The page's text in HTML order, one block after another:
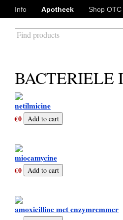
Info Apotheek Shop OTC
BACTERIELE
netilmicine
€0
miocamycine
€0
amoxicilline met enzymremmer